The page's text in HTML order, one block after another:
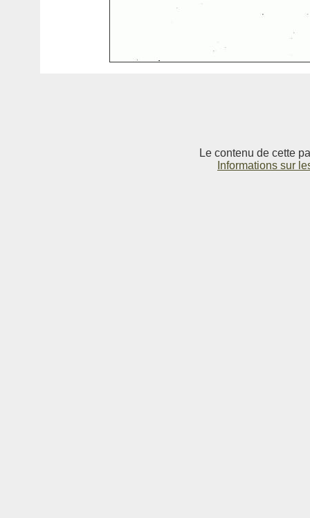
Le contenu de cette
Informations sur